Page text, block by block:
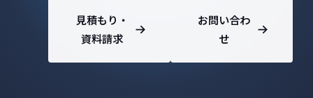
見積もり・
資料請求
お問い合わ
せ